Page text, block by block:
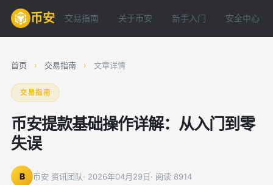
币安 交易指南 关于币安 新手入门 安全中心
首页 › 交易指南 › 文章详情
交易指南
币安提款基础操作详解：从入门到零
失误
B 币安 资讯团队· 2026年04月29日· 阅读 8914